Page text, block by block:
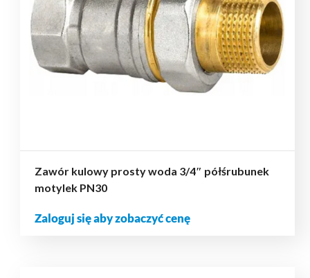
Zawór kulowy prosty woda 3/4″ półśrubunek
motylek PN30
Zaloguj się aby zobaczyć cenę